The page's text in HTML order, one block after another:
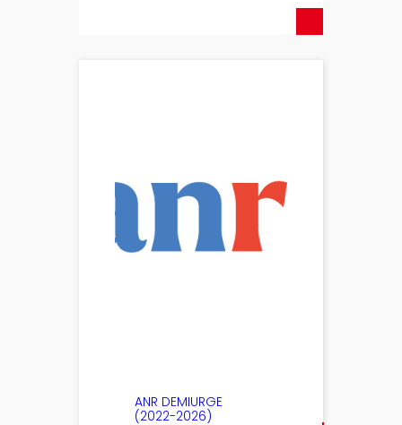
ANR DEMIURGE
(2022-2026)